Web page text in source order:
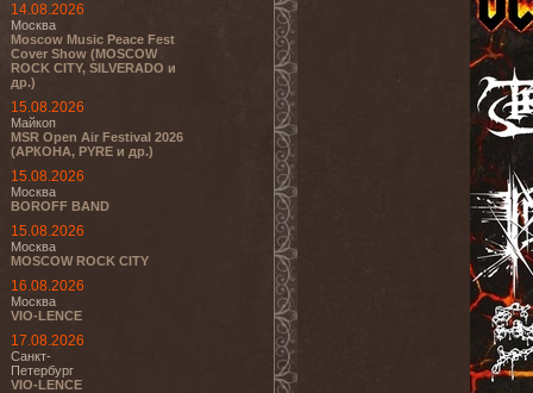
14.08.2026
Москва
Moscow Music Peace Fest
Cover Show (MOSCOW
ROCK CITY, SILVERADO и
др.)
15.08.2026
Майкоп
MSR Open Air Festival 2026
(АРКОНА, PYRE и др.)
15.08.2026
Москва
BOROFF BAND
15.08.2026
Москва
MOSCOW ROCK CITY
16.08.2026
Москва
VIO-LENCE
17.08.2026
Санкт-
Петербург
VIO-LENCE